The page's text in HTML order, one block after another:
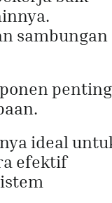
sambungan
penting
ideal
efektif